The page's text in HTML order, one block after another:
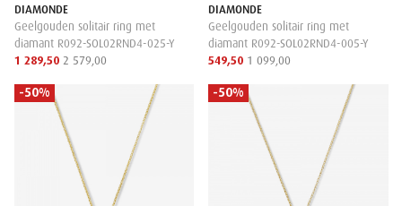
DIAMONDE
Geelgouden solitair ring met
diamant R092-SOL02RND4-025-Y
1 289,50 2 579,00
DIAMONDE
Geelgouden solitair ring met
diamant R092-SOL02RND4-005-Y
549,50 1 099,00
-50% -50%